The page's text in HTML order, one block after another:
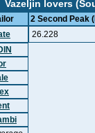
Vazeljin lovers
2 Second Peak
26.228